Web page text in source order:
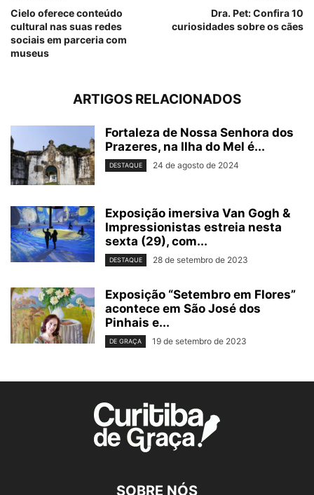
Cielo oferece conteúdo
cultural nas suas redes
sociais em parceria com
museus
Dra. Pet: Confira 10
curiosidades sobre os cães
ARTIGOS RELACIONADOS
Fortaleza de Nossa Senhora dos
Prazeres, na Ilha do Mel é...
DESTAQUE 24 de agosto de 2024
Exposição imersiva Van Gogh &
Impressionistas estreia nesta
sexta (29), com...
DESTAQUE 28 de setembro de 2023
Exposição “Setembro em Flores”
acontece em São José dos
Pinhais e...
DE GRAÇA 19 de setembro de 2023
SOBRE NÓS